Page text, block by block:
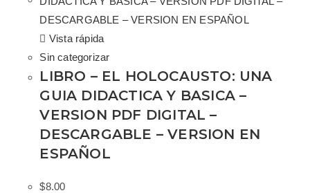
Vista rápida
Sin categorizar
LIBRO – EL HOLOCAUSTO: UNA
GUIA DIDACTICA Y BASICA –
VERSION PDF DIGITAL –
DESCARGABLE – VERSION EN
ESPAÑOL
$8.00